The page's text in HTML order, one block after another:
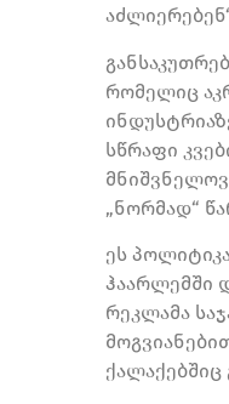
რომელიც
სწრაფი
„ნორმად“
ეს
ჰაარლემში
რეკლამა